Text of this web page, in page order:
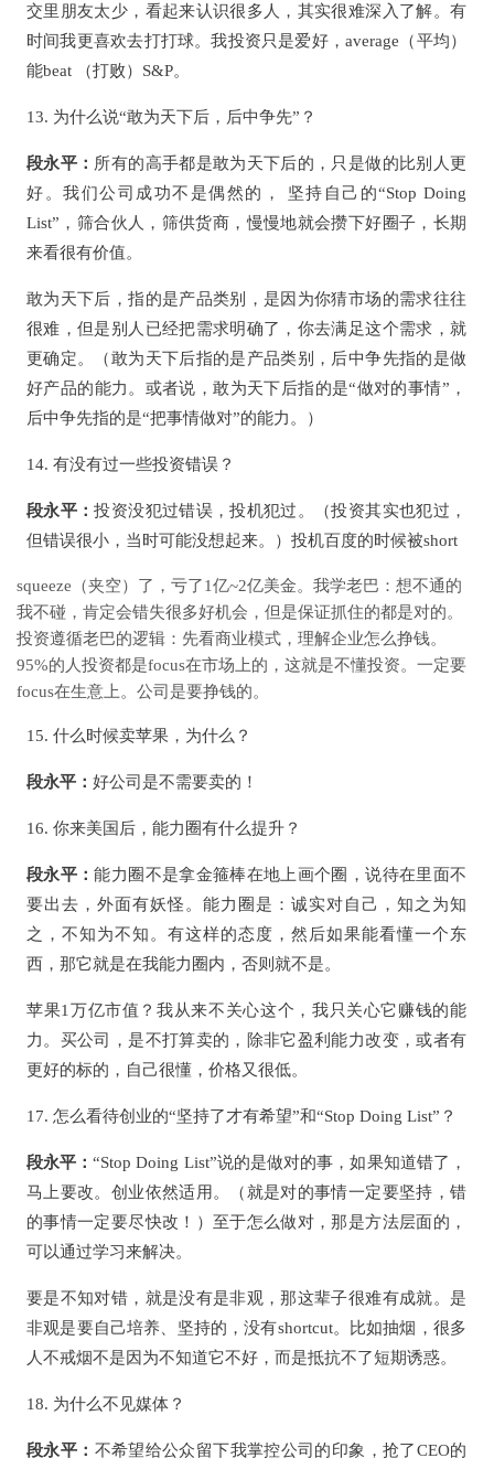
交里朋友太少，看起来认识很多人，其实很难深入了解。有
时间我更喜欢去打打球。我投资只是爱好，average（平均）
能beat （打败）S&P。
13. 为什么说“敢为天下后，后中争先”？
段永平： 所有的高手都是敢为天下后的，只是做的比别人更
好。我们公司成功不是偶然的， 坚持自己的“Stop Doing
List”，筛合伙人，筛供货商，慢慢地就会攒下好圈子，长期
来看很有价值。
敢为天下后，指的是产品类别，是因为你猜市场的需求往往
很难，但是别人已经把需求明确了，你去满足这个需求，就
更确定。（敢为天下后指的是产品类别，后中争先指的是做
好产品的能力。或者说，敢为天下后指的是“做对的事情”，
后中争先指的是“把事情做对”的能力。）
14. 有没有过一些投资错误？
段永平：投资没犯过错误，投机犯过。（投资其实也犯过，
但错误很小，当时可能没想起来。）投机百度的时候被short
squeeze（夹空）了，亏了1亿~2亿美金。我学老巴：想不通的
我不碰，肯定会错失很多好机会，但是保证抓住的都是对的。
投资遵循老巴的逻辑：先看商业模式，理解企业怎么挣钱。
95%的人投资都是focus在市场上的，这就是不懂投资。一定要
focus在生意上。公司是要挣钱的。
15. 什么时候卖苹果，为什么？
段永平： 好公司是不需要卖的！
16. 你来美国后，能力圈有什么提升？
段永平：能力圈不是拿金箍棒在地上画个圈，说待在里面不
要出去，外面有妖怪。能力圈是：诚实对自己，知之为知
之，不知为不知。有这样的态度，然后如果能看懂一个东
西，那它就是在我能力圈内，否则就不是。
苹果1万亿市值？我从来不关心这个，我只关心它赚钱的能
力。买公司，是不打算卖的，除非它盈利能力改变，或者有
更好的标的，自己很懂，价格又很低。
17. 怎么看待创业的“坚持了才有希望”和“Stop Doing List”？
段永平：“Stop Doing List”说的是做对的事，如果知道错了，
马上要改。创业依然适用。（就是对的事情一定要坚持，错
的事情一定要尽快改！）至于怎么做对，那是方法层面的，
可以通过学习来解决。
要是不知对错，就是没有是非观，那这辈子很难有成就。是
非观是要自己培养、坚持的，没有shortcut。比如抽烟，很多
人不戒烟不是因为不知道它不好，而是抵抗不了短期诱惑。
18. 为什么不见媒体？
段永平： 不希望给公众留下我掌控公司的印象，抢了CEO的